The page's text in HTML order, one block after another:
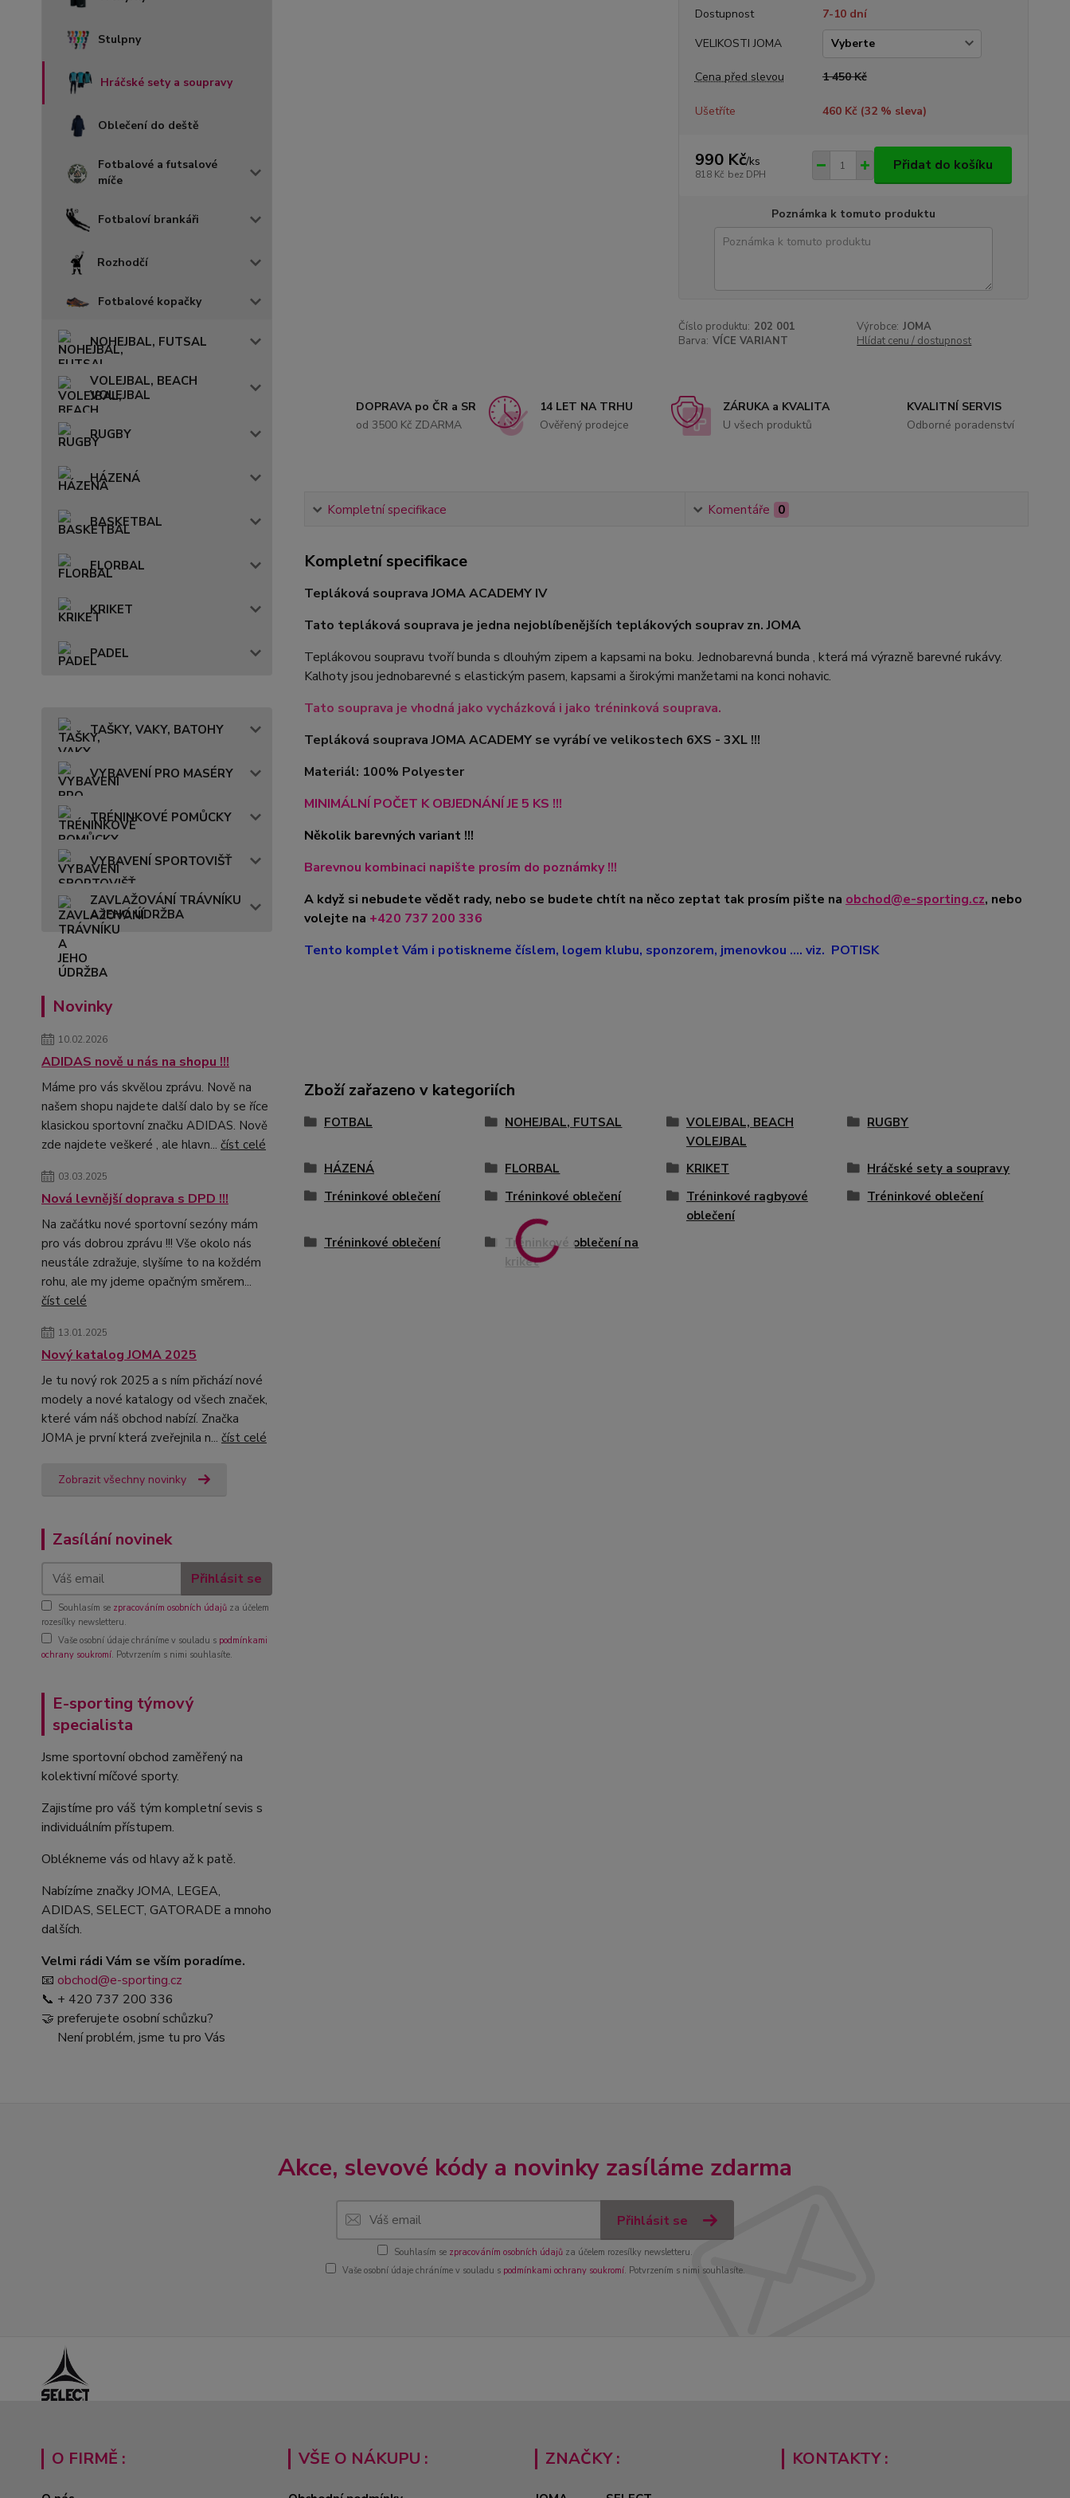
Stulpny
Hráčské sety a soupravy
Oblečení do deště
Fotbalové a futsalové
míče
Fotbaloví brankáři
Rozhodčí
Fotbalové kopačky
NOHEJBAL, FUTSAL
VOLEJBAL, BEACH
VOLEJBAL
RUGBY
HÁZENÁ
BASKETBAL
FLORBAL
KRIKET
PADEL
TAŠKY, VAKY, BATOHY
VYBAVENÍ PRO MASÉRY
TRÉNINKOVÉ POMŮCKY
VYBAVENÍ SPORTOVIŠŤ
ZAVLAŽOVÁNÍ TRÁVNÍKU
A JEHO ÚDRŽBA
Novinky
10.02.2026
ADIDAS nově u nás na shopu !!!
Máme pro vás skvělou zprávu. Nově na
našem shopu najdete další dalo by se říce
klasickou sportovní značku ADIDAS. Nově
zde najdete veškeré , ale hlavn... číst celé
03.03.2025
Nová levnější doprava s DPD !!!
Na začátku nové sportovní sezóny mám
pro vás dobrou zprávu !!! Vše okolo nás
neustále zdražuje, slyšíme to na koždém
rohu, ale my jdeme opačným směrem...
číst celé
13.01.2025
Nový katalog JOMA 2025
Je tu nový rok 2025 a s ním přichází nové
modely a nové katalogy od všech značek,
které vám náš obchod nabízí. Značka
JOMA je první která zveřejnila n... číst celé
Zobrazit všechny novinky
Zasílání novinek
Přihlásit se
Souhlasím se zpracováním osobních údajů za účelem
rozesílky newsletteru.
Vaše osobní údaje chráníme v souladu s podmínkami
ochrany soukromí. Potvrzením s nimi souhlasíte.
E-sporting týmový
specialista
Jsme sportovní obchod zaměřený na
kolektivní míčové sporty.
Zajistíme pro váš tým kompletní sevis s
individuálním přístupem.
Oblékneme vás od hlavy až k patě.
Nabízíme značky JOMA, LEGEA,
ADIDAS, SELECT, GATORADE a mnoho
dalších.
Velmi rádi Vám se vším poradíme.
📧 obchod@e-sporting.cz
📞 + 420 737 200 336
🤝 preferujete osobní schůzku?
Není problém, jsme tu pro Vás
Dostupnost
7-10 dní
VELIKOSTI JOMA
Cena před slevou 1 450 Kč
Ušetříte 460 Kč (32% sleva)
990 Kč/ks
818 Kč bez DPH
Přidat do košíku
Poznámka k tomuto produktu
Číslo produktu: 202 001 Výrobce: JOMA
Barva: VÍCE VARIANT Hlídat cenu / dostupnost
DOPRAVA po ČR a SR
od 3500 Kč ZDARMA
14 LET NA TRHU
Ověřený prodejce
ZÁRUKA a KVALITA
U všech produktů
KVALITNÍ SERVIS
Odborné poradenství
Kompletní specifikace Komentáře 0
Kompletní specifikace
Tepláková souprava JOMA ACADEMY IV
Tato tepláková souprava je jedna nejoblíbenějších teplákových souprav zn. JOMA
Teplákovou soupravu tvoří bunda s dlouhým zipem a kapsami na boku. Jednobarevná bunda , která má výrazně barevné rukávy.
Kalhoty jsou jednobarevné s elastickým pasem, kapsami a širokými manžetami na konci nohavic.
Tato souprava je vhodná jako vycházková i jako tréninková souprava.
Tepláková souprava JOMA ACADEMY se vyrábí ve velikostech 6XS - 3XL !!!
Materiál: 100% Polyester
MINIMÁLNÍ POČET K OBJEDNÁNÍ JE 5 KS !!!
Několik barevných variant !!!
Barevnou kombinaci napište prosím do poznámky !!!
A když si nebudete vědět rady, nebo se budete chtít na něco zeptat tak prosím pište na obchod@e-sporting.cz, nebo
volejte na +420 737 200 336
Tento komplet Vám i potiskneme číslem, logem klubu, sponzorem, jmenovkou .... viz. POTISK
Zboží zařazeno v kategoriích
FOTBAL NOHEJBAL, FUTSAL
VOLEJBAL, BEACH
VOLEJBAL
RUGBY
HÁZENÁ FLORBAL KRIKET
Hráčské sety a soupravy
Tréninkové oblečení
Tréninkové oblečení
Tréninkové ragbyové
oblečení
Tréninkové oblečení
Tréninkové oblečení
Tréninkové oblečení na
kriket
Akce, slevové kódy a novinky zasíláme zdarma
Přihlásit se
Souhlasím se zpracováním osobních údajů za účelem rozesílky newsletteru.
Vaše osobní údaje chráníme v souladu s podmínkami ochrany soukromí. Potvrzením s nimi souhlasíte.
O FIRMĚ : VŠE O NÁKUPU : ZNAČKY : KONTAKTY :